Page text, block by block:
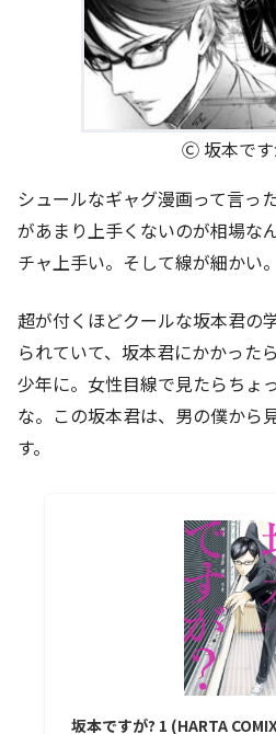
Ⓒ 坂本です
シュールなギャグ漫画って言っ
があまり上手くないのが相場な
チャ上手い。そして線が細かい。
超が付くほどクールな坂本君の
られていて、坂本君にかかった
少年に。女性目線で見たらちょ
な。この坂本君は、男の僕から
す。
坂本ですが? 1 (HARTA